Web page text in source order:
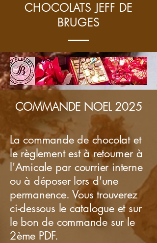
CHOCOLATS JEFF DE
BRUGES
COMMANDE NOEL 2025
La commande de chocolat et
le règlement est à retourner à
l'Amicale par courrier interne
ou à déposer lors d'une
permanence. Vous trouverez
ci-dessous le catalogue et sur
le bon de commande sur le
2ème PDF.